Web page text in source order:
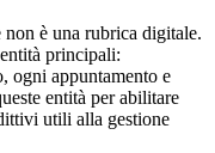
è una rubrica digitale.
principali:
ogni appuntamento e
entità per abilitare
utili alla gestione